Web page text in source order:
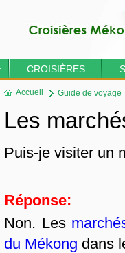
CROISIÈRES
Accueil Guide de voyage
Les
Puis-je visiter un
Réponse:
Non. Les
du Mékong dans